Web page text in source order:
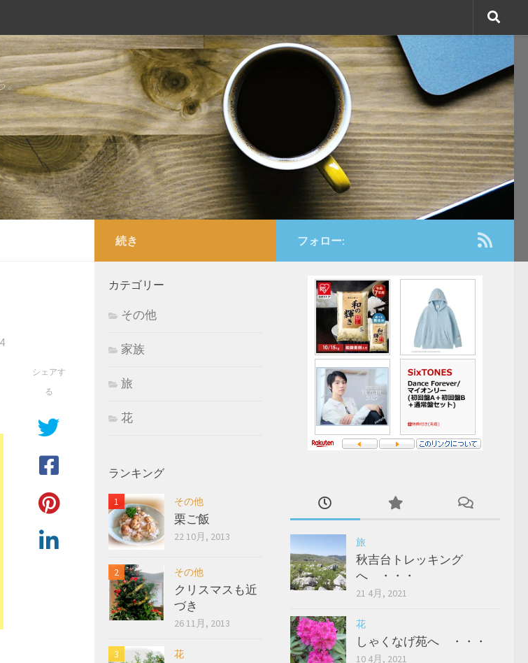
。
シェアす
る
フォロー:
旅
秋吉台トレッキング
へ ・・・
21 4月, 2021
花
しゃくなげ苑へ ・・・
10 4月, 2021
続き
カテゴリー
その他
家族
旅
花
ランキング
その他
栗ご飯
22 10月, 2013
その他
クリスマスも近
づき
26 11月, 2013
花